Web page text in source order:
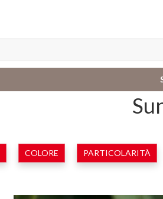
COLORE PARTICOLARITÀ